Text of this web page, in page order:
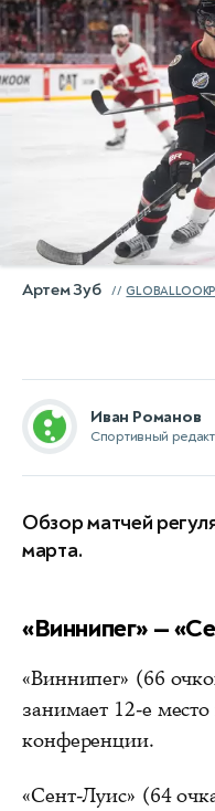
Артем Зуб
Иван Романов
Спортивный
Обзор матчей
марта.
«Виннипег» —
«Виннипег» (66
занимает 12-е
конференции.
«Сент-Луис» (64